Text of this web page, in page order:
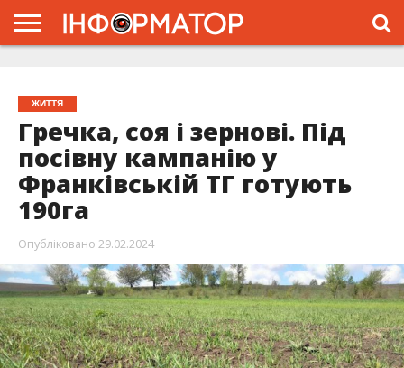
ЖИТТЯ
Гречка, соя і зернові. Під
посівну кампанію у
Франківській ТГ готують
190га
Опубліковано 29.02.2024